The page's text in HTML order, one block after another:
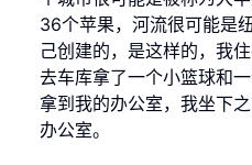
36个苹果，河流很可能是
己创建的，是这样的，我
去车库拿了一个小篮球和
拿到我的办公室，我坐下
办公室。